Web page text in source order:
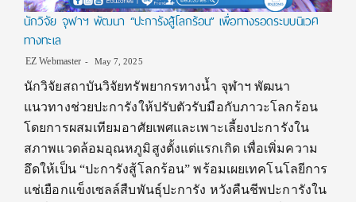
นักวิจัย จุฬาฯ พัฒนา “ปะการังสู้โลกร้อน” เพื่อทางรอดระบบนิเวศ
ทางทะเล
EZ Webmaster May 7, 2025
นักวิจัยสถาบันวิจัยทรัพยากรทางน้ำ จุฬาฯ พัฒนา
แนวทางช่วยปะการังให้ปรับตัวรับมือกับภาวะโลกร้อน
โดยการผสมเทียมอาศัยเพศและเพาะเลี้ยงปะการังใน
สภาพแวดล้อมอุณหภูมิสูงตั้งแต่แรกเกิด เพื่อเพิ่มความ
อึดให้เป็น “ปะการังสู้โลกร้อน” พร้อมเผยเทคโนโลยีการ
แช่เยือกแข็งเซลล์สืบพันธุ์ปะการัง หวังคืนชีพปะการังใน